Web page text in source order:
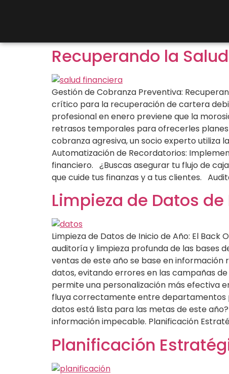
Recuperando la
Gestión de Cobranza Preventiva:
crítico para la recuperación de cartera
profesional en enero previene que la
retrasos temporales para ofrecerles
cobranza agresiva, un socio experto
Automatización de Recordatorios:
financiero. ¿Buscas asegurar tu flujo de
que cuide tus finanzas y a tus clientes.
Limpieza de Datos
Limpieza de Datos de Inicio de Año: El
auditoría y limpieza profunda de las bases
ventas de este año se base en información
datos, evitando errores en las campañas
permite una personalización más efectiva
fluya correctamente entre departamentos
datos está lista para las metas de este
información impecable. Planificación
Planificación